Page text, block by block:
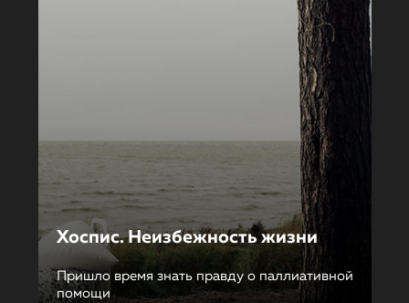
Хоспис. Неизбежность жизни
Пришло время знать правду о паллиативной
помощи